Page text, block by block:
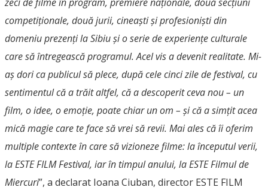
competiționale, două jurii, cineaști și profesioniști din
domeniu prezenți la Sibiu și o serie de experiențe culturale
care să întregească programul. Acel vis a devenit realitate. Mi-
aș dori ca publicul să plece, după cele cinci zile de festival, cu
sentimentul că a trăit altfel, că a descoperit ceva nou – un
film, o idee, o emoție, poate chiar un om – și că a simțit acea
mică magie care te face să vrei să revii. Mai ales că îi oferim
multiple contexte în care să vizioneze filme: la începutul verii,
la ESTE FILM Festival, iar în timpul anului, la ESTE Filmul de
Miercuri”, a declarat Ioana Ciuban, director ESTE FILM